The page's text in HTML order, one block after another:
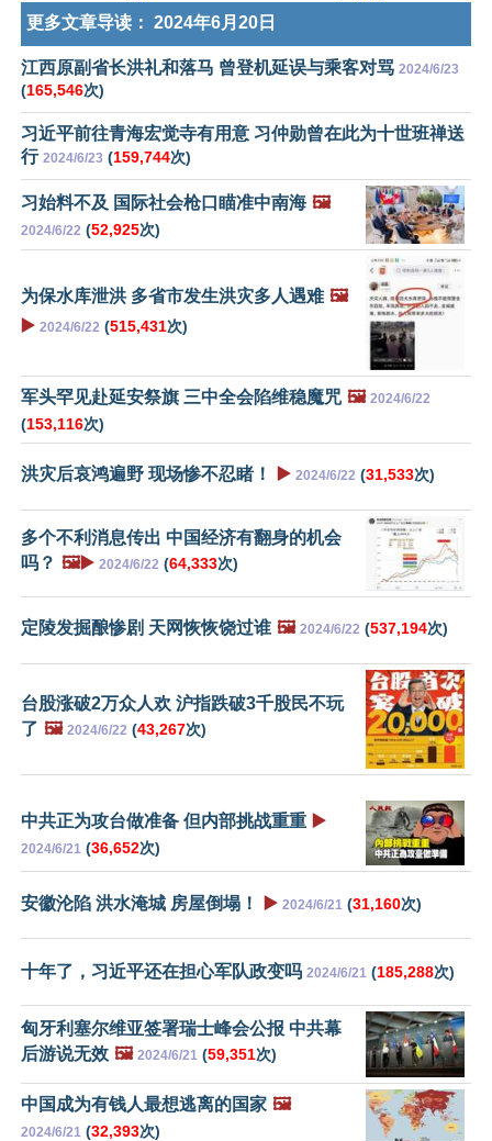
更多文章导读： 2024年6月20日
江西原副省长洪礼和落马 曾登机延误与乘客对骂 2024/6/23
(165,546次)
习近平前往青海宏觉寺有用意 习仲勋曾在此为十世班禅送
行 2024/6/23 (159,744次)
习始料不及 国际社会枪口瞄准中南海 🖼️
2024/6/22 (52,925次)
为保水库泄洪 多省市发生洪灾多人遇难 🖼️
▶️ 2024/6/22 (515,431次)
军头罕见赴延安祭旗 三中全会陷维稳魔咒 🖼️ 2024/6/22
(153,116次)
洪灾后哀鸿遍野 现场惨不忍睹！ ▶️ 2024/6/22 (31,533次)
多个不利消息传出 中国经济有翻身的机会
吗？ 🖼️▶️ 2024/6/22 (64,333次)
定陵发掘酿惨剧 天网恢恢饶过谁 🖼️ 2024/6/22 (537,194次)
台股涨破2万众人欢 沪指跌破3千股民不玩
了 🖼️ 2024/6/22 (43,267次)
中共正为攻台做准备 但内部挑战重重 ▶️
2024/6/21 (36,652次)
安徽沦陷 洪水淹城 房屋倒塌！ ▶️ 2024/6/21 (31,160次)
十年了，习近平还在担心军队政变吗 2024/6/21 (185,288次)
匈牙利塞尔维亚签署瑞士峰会公报 中共幕
后游说无效 🖼️ 2024/6/21 (59,351次)
中国成为有钱人最想逃离的国家 🖼️
2024/6/21 (32,393次)